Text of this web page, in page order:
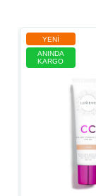
YENI
ANINDA
KARGO